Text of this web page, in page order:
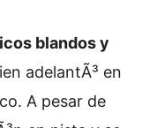
blandos y
adelantÃ³ en
A pesar de